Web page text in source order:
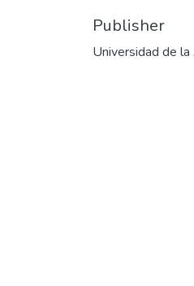
Publisher
Universidad de la